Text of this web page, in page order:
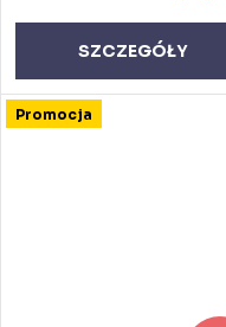
SZCZEGÓŁY
Promocja